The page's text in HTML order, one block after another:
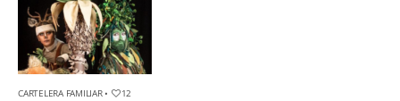
CARTELERA FAMILIAR• 12